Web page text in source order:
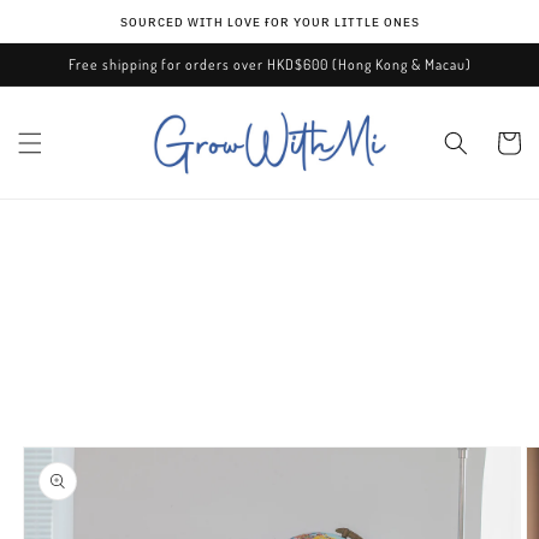
ѕᴏᴜʀᴄᴇᴅ ᴡɪᴛʜ ʟᴏᴠᴇ ғᴏʀ ʏᴏᴜʀ ʟɪᴛᴛʟᴇ ᴏɴᴇѕ
Free shipping for orders over HKD$600 (Hong Kong & Macau)
Cart